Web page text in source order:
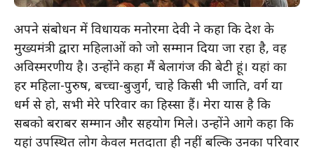
अपने संबोधन में विधायक मनोरमा देवी ने कहा कि प्रदेश के
मुख्यमंत्री द्वारा महिलाओं को जो सम्मान दिया जा रहा है, वह
अविस्मरणीय है। उन्होंने कहा मैं बेलागंज की बेटी हूं। यहां का
हर महिला-पुरुष, बच्चा-बुजुर्ग, चाहे किसी भी जाति, वर्ग या
धर्म से हो, सभी मेरे परिवार का हिस्सा हैं। मेरा प्रयास है कि
सबको बराबर सम्मान और सहयोग मिले। उन्होंने आगे कहा कि
यहां उपस्थित लोग केवल मतदाता ही नहीं बल्कि उनका परिवार